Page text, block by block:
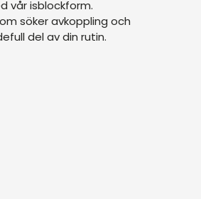
vår isblockform.
söker avkoppling och
del av din rutin.